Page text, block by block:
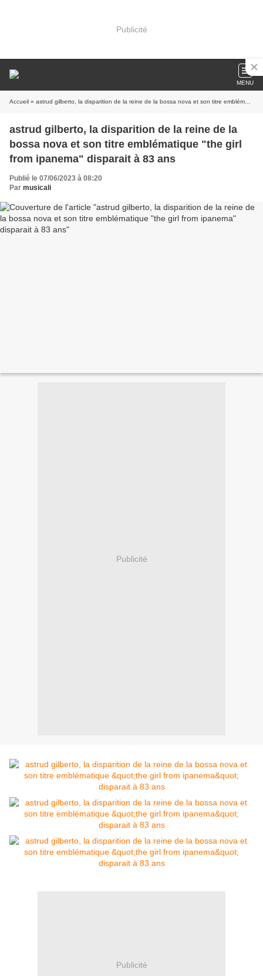
Publicité
MENU
Accueil » astrud gilberto, la disparition de la reine de la bossa nova et son titre emblématique "the girl from ipanema" disparait à 83 ans
astrud gilberto, la disparition de la reine de la
bossa nova et son titre emblématique "the girl
from ipanema" disparait à 83 ans
Publié le 07/06/2023 à 08:20
Par musicali
Publicité
Publicité